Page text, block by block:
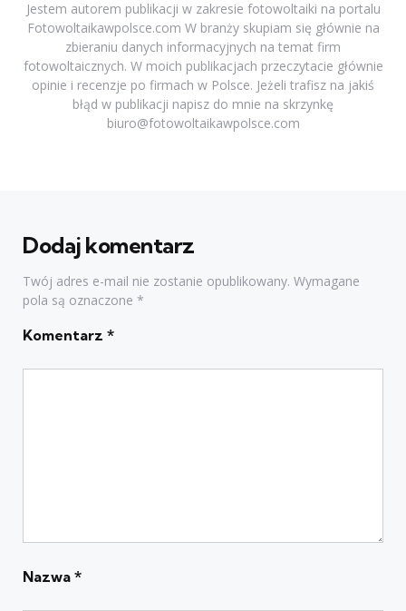
Jestem autorem publikacji w zakresie fotowoltaiki na portalu
Fotowoltaikawpolsce.com W branży skupiam się głównie na
zbieraniu danych informacyjnych na temat firm
fotowoltaicznych. W moich publikacjach przeczytacie głównie
opinie i recenzje po firmach w Polsce. Jeżeli trafisz na jakiś
błąd w publikacji napisz do mnie na skrzynkę
biuro@fotowoltaikawpolsce.com
Dodaj komentarz
Twój adres e-mail nie zostanie opublikowany. Wymagane
pola są oznaczone *
Komentarz *
Nazwa *